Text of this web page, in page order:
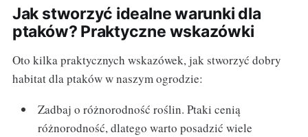
Jak stworzyć idealne warunki dla
ptaków? Praktyczne wskazówki
Oto kilka praktycznych wskazówek, jak stworzyć dobry
habitat dla ptaków w naszym ogrodzie:
Zadbaj o różnorodność roślin. Ptaki cenią
różnorodność, dlatego warto posadzić wiele